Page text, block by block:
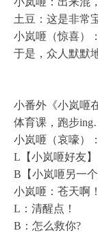
土豆：这是非常
小岚咂（惊喜）
于是，众人默默
小番外《小岚咂
体育课，跑步
小岚咂（哀嚎）
L【小岚咂好友
B【小岚咂另一
小岚咂：苍天啊
L：清醒点！
B：怎么救你?